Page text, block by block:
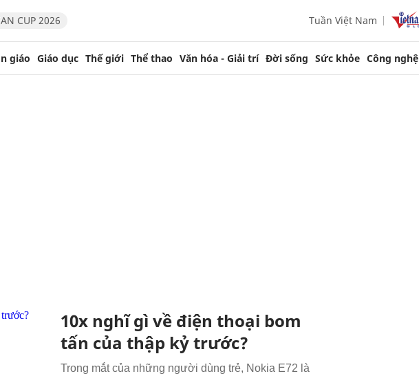
CUP 2026 Tuần Việt Nam
giáo Giáo dục Thế giới Thể thao Văn hóa - Giải trí Đời sống Sức khỏe Công nghệ
10x nghĩ gì về điện thoại bom
tấn của thập kỷ trước?
Trong mắt của những người dùng trẻ, Nokia E72 là